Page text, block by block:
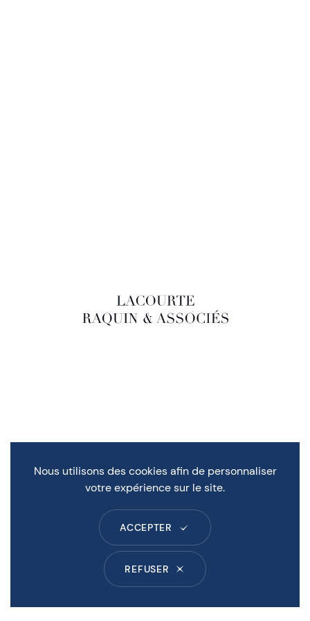
LACOURTE RAQUIN & ASSOCIÉS
Nous utilisons des cookies afin de personnaliser
votre expérience sur le site.
ACCEPTER
REFUSER